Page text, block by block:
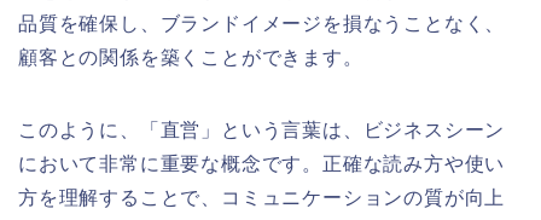
品質を確保し、ブランドイメージを損なうことなく、
顧客との関係を築くことができます。
このように、「直営」という言葉は、ビジネスシーン
において非常に重要な概念です。正確な読み方や使い
方を理解することで、コミュニケーションの質が向上